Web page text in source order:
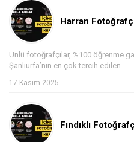
Harran
Ünlü fotoğrafçılar, %100 öğrenme
Şanlıurfa’nın en çok tercih edilen...
17 Kasım 2025
Fındıklı